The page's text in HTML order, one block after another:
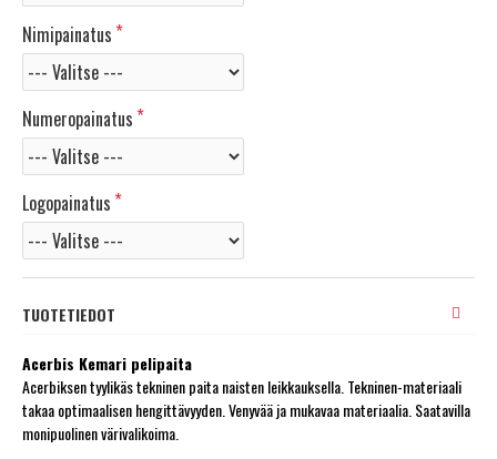
Nimipainatus
Numeropainatus
Logopainatus
TUOTETIEDOT
Acerbis Kemari pelipaita
Acerbiksen tyylikäs tekninen paita naisten leikkauksella. Tekninen-materiaali
takaa optimaalisen hengittävyyden. Venyvää ja mukavaa materiaalia. Saatavilla
monipuolinen värivalikoima.